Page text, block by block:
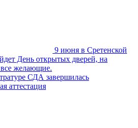
9 июня в Сретенской
День открытых дверей, на
желающие.
СДА завершилась
аттестация